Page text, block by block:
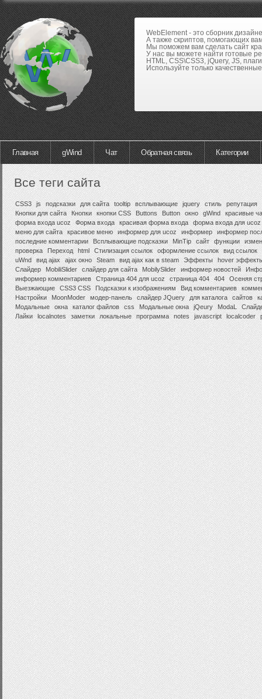
WebElement - это сборник
А также скриптов, помогающих
Мы поможем вам сделать сайт
У нас вы можете найти готовые
HTML, CSS\CSS3, jQuery, JS,
Используйте только
Главная gWind Чат Обратная связь Категории
Все теги сайта
CSS3 js подсказки для сайта tooltip всплывающие jquery стиль
репутация
Кнопки для сайта
Кнопки кнопки CSS Buttons Button окно gWind
красивые
форма входа ucoz
Форма входа красивая форма входа
форма входа для ucoz
меню для сайта
красивое меню информер для ucoz информер
информер
последние комментарии
Всплывающие подсказки MinTip сайт функции
проверка
Переход html Стилизация ссылок оформление ссылок
вид ссылок
uWnd
вид ajax ajax окно Steam вид ajax как в steam Эффекты
hover
Слайдер
MobiliSlider слайдер для сайта MobilySlider информер новостей
информер комментариев
Страница 404 для ucoz страница 404 404
Осеняя
Выезжающие
CSS3 CSS Подсказки к изображениям Вид комментариев
Настройки
MoonModer модер-панель слайдер JQuery для каталога сайтов
Модальные
окна каталог файлов css Модальные окна jQeury ModaL
Лайки
localnotes заметки локальные программа notes javascript localcoder